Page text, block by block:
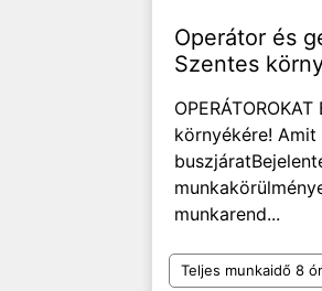
Operátor és
Szentes
környékére!
munkarend...
Teljes munkaidő 8